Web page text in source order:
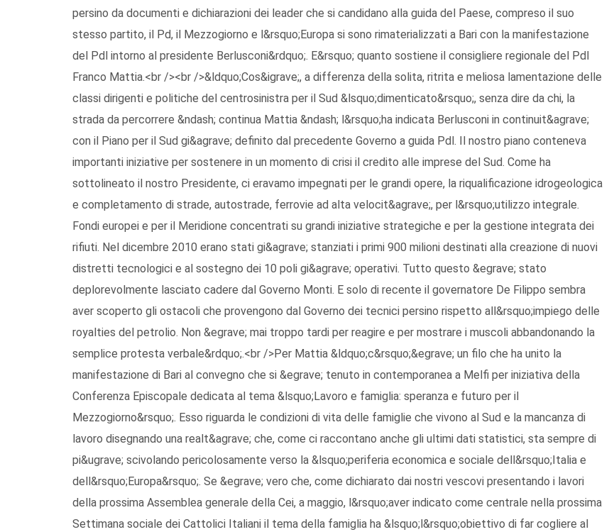
persino da documenti e dichiarazioni dei leader che si candidano alla guida del Paese, compreso il suo
stesso partito, il Pd, il Mezzogiorno e l&rsquo;Europa si sono rimaterializzati a Bari con la manifestazione
del Pdl intorno al presidente Berlusconi&rdquo;. E&rsquo; quanto sostiene il consigliere regionale del Pdl
Franco Mattia.<br /><br />&ldquo;Cos&igrave;, a differenza della solita, ritrita e meliosa lamentazione delle
classi dirigenti e politiche del centrosinistra per il Sud &lsquo;dimenticato&rsquo;, senza dire da chi, la
strada da percorrere &ndash; continua Mattia &ndash; l&rsquo;ha indicata Berlusconi in continuit&agrave;
con il Piano per il Sud gi&agrave; definito dal precedente Governo a guida Pdl. Il nostro piano conteneva
importanti iniziative per sostenere in un momento di crisi il credito alle imprese del Sud. Come ha
sottolineato il nostro Presidente, ci eravamo impegnati per le grandi opere, la riqualificazione idrogeologica
e completamento di strade, autostrade, ferrovie ad alta velocit&agrave;, per l&rsquo;utilizzo integrale.
Fondi europei e per il Meridione concentrati su grandi iniziative strategiche e per la gestione integrata dei
rifiuti. Nel dicembre 2010 erano stati gi&agrave; stanziati i primi 900 milioni destinati alla creazione di nuovi
distretti tecnologici e al sostegno dei 10 poli gi&agrave; operativi. Tutto questo &egrave; stato
deplorevolmente lasciato cadere dal Governo Monti. E solo di recente il governatore De Filippo sembra
aver scoperto gli ostacoli che provengono dal Governo dei tecnici persino rispetto all&rsquo;impiego delle
royalties del petrolio. Non &egrave; mai troppo tardi per reagire e per mostrare i muscoli abbandonando la
semplice protesta verbale&rdquo;.<br />Per Mattia &ldquo;c&rsquo;&egrave; un filo che ha unito la
manifestazione di Bari al convegno che si &egrave; tenuto in contemporanea a Melfi per iniziativa della
Conferenza Episcopale dedicata al tema &lsquo;Lavoro e famiglia: speranza e futuro per il
Mezzogiorno&rsquo;. Esso riguarda le condizioni di vita delle famiglie che vivono al Sud e la mancanza di
lavoro disegnando una realt&agrave; che, come ci raccontano anche gli ultimi dati statistici, sta sempre di
pi&ugrave; scivolando pericolosamente verso la &lsquo;periferia economica e sociale dell&rsquo;Italia e
dell&rsquo;Europa&rsquo;. Se &egrave; vero che, come dichiarato dai nostri vescovi presentando i lavori
della prossima Assemblea generale della Cei, a maggio, l&rsquo;aver indicato come centrale nella prossima
Settimana sociale dei Cattolici Italiani il tema della famiglia ha &lsquo;l&rsquo;obiettivo di far cogliere al